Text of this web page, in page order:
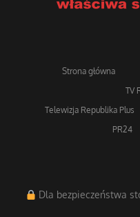
Strona główna
TV
Telewizja Republika Plus
PR24
Dla bezpieczeństwa